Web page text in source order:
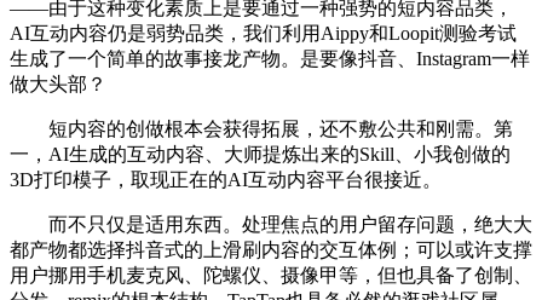
——由于这种变化素质上是要通过一种强势的短内容品类，
AI互动内容仍是弱势品类，我们利用Aippy和Loopit测验考试
生成了一个简单的故事接龙产物。是要像抖音、Instagram一样
做大头部？
短内容的创做根本会获得拓展，还不敷公共和刚需。第
一，AI生成的互动内容、大师提炼出来的Skill、小我创做的
3D打印模子，取现正在的AI互动内容平台很接近。
而不只仅是适用东西。处理焦点的用户留存问题，绝大大
都产物都选择抖音式的上滑刷内容的交互体例；可以或许支撑
用户挪用手机麦克风、陀螺仪、摄像甲等，但也具备了创制、